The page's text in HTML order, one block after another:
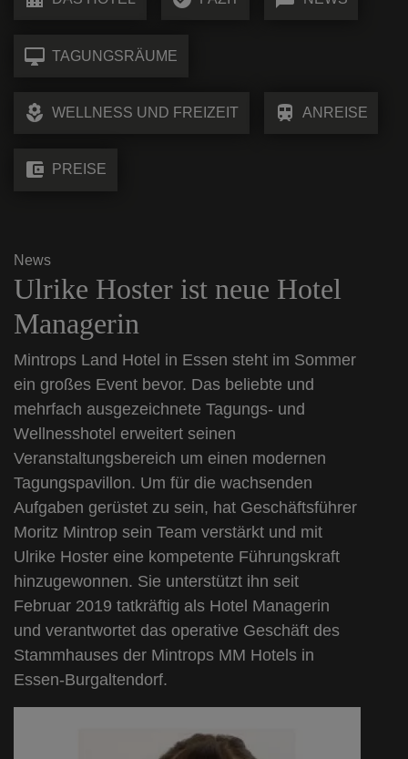
desktop_mac TAGUNGSRÄUME
local_florist WELLNESS UND FREIZEIT train ANREISE
account_balance_wallet PREISE
News
Ulrike Hoster ist neue Hotel
Managerin
Mintrops Land Hotel in Essen steht im Sommer
ein großes Event bevor. Das beliebte und
mehrfach ausgezeichnete Tagungs- und
Wellnesshotel erweitert seinen
Veranstaltungsbereich um einen modernen
Tagungspavillon. Um für die wachsenden
Aufgaben gerüstet zu sein, hat Geschäftsführer
Moritz Mintrop sein Team verstärkt und mit
Ulrike Hoster eine kompetente Führungskraft
hinzugewonnen. Sie unterstützt ihn seit
Februar 2019 tatkräftig als Hotel Managerin
und verantwortet das operative Geschäft des
Stammhauses der Mintrops MM Hotels in
Essen-Burgaltendorf.